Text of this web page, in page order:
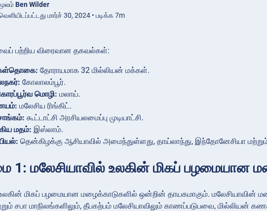
Ben Wilder
மார்ச் 30, 2024 • படிக்க 7m
பற்றிய விரைவான தகவல்கள்:
தோராயமாக 32 மில்லியன் மக்கள்.
கோலாலம்பூர்.
மொழி: மலாய்.
மலேசிய ரிங்கிட்.
கூட்டாட்சி அரசியலமைப்பு முடியாட்சி.
மதம்: இஸ்லாம்.
தென்கிழக்கு ஆசியாவில் அமைந்துள்ளது, தாய்லாந்து, இந்தோனேசியா
1: மலேசியாவில் உலகின் மிகப் பழமையான
மிகப் பழமையான மழைக்காடுகளில் ஒன்றின் தாயகமாகும். மலேசியாவின்
சபா மாநிலங்களிலும், தீபகற்பம் மலேசியாவிலும் காணப்படுபவை, மில்லியன்